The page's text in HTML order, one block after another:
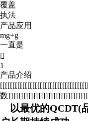
覆盖
执法
产品应用
mg+g
一直是

1
产品介绍
数
以最优的QCDT(